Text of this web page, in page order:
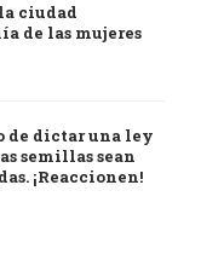
ciudad
de las mujeres
de dictar una ley
semillas sean
¡Reaccionen!